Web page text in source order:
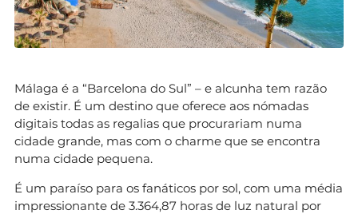
Málaga é a “Barcelona do Sul” – e alcunha tem razão
de existir. É um destino que oferece aos nómadas
digitais todas as regalias que procurariam numa
cidade grande, mas com o charme que se encontra
numa cidade pequena.
É um paraíso para os fanáticos por sol, com uma média
impressionante de 3.364,87 horas de luz natural por